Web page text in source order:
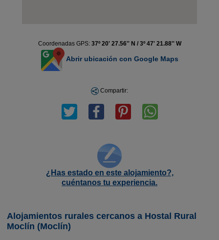
Coordenadas GPS: 37º 20' 27.56'' N / 3º 47' 21.88'' W
Abrir ubicación con Google Maps
Compartir:
¿Has estado en este alojamiento?,
cuéntanos tu experiencia.
Alojamientos rurales cercanos a Hostal Rural
Moclín (Moclín)